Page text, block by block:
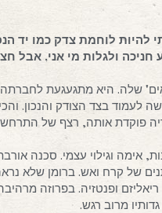
להיות לוחמת צדק כמו יד
ולגלות מי אני, אבל
שלה. היא מתגעגעת
לעמוד בצד הצודק והנכון.
פוקדת אותה, רצף של
וגילוי עצמי. סכנה
של קרח ואש. ברומן שלא
ופנטזיה. בפרוזה
מרוב רגש.